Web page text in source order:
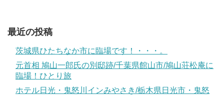
最近の投稿
茨城県ひたちなか市に臨場です！・・・。
元首相 鳩山一郎氏の別邸跡/千葉県館山市/鳩山荘松庵に
臨場！ひとり旅
ホテル日光・鬼怒川インみやさき/栃木県日光市・鬼怒